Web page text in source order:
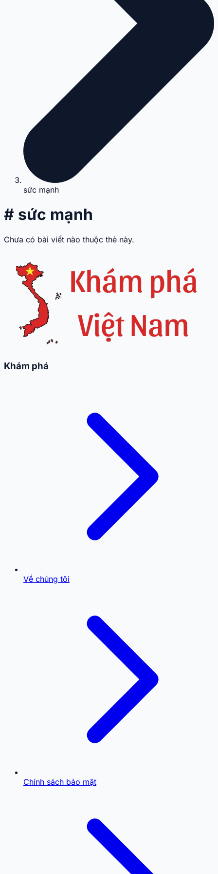
sức mạnh
# sức mạnh
Chưa có bài viết nào thuộc thẻ này.
Khám phá
Về chúng tôi
Chính sách bảo mật